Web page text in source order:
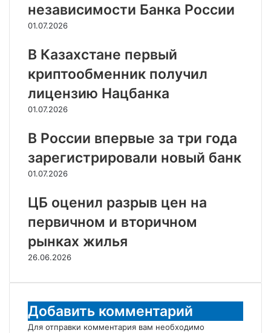
независимости Банка России
01.07.2026
В Казахстане первый
криптообменник получил
лицензию Нацбанка
01.07.2026
В России впервые за три года
зарегистрировали новый банк
01.07.2026
ЦБ оценил разрыв цен на
первичном и вторичном
рынках жилья
26.06.2026
Добавить комментарий
Для отправки комментария вам необходимо